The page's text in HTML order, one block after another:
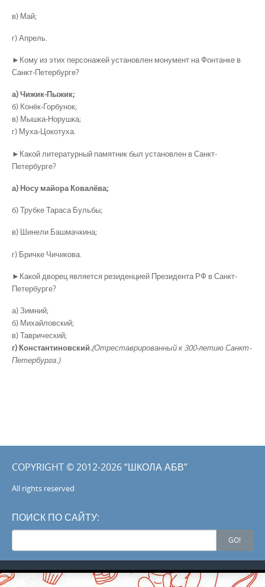
в) Май;
г) Апрель.
►Кому из этих персонажей установлен монумент на Фонтанке в
Санкт-Петербурге?
а) Чижик-Пыжик;
б) Конёк-Горбунок;
в) Мышка-Норушка;
г) Муха-Цокотуха.
►Какой литературный памятник был установлен в Санкт-
Петербурге?
а) Носу майора Ковалёва;
б) Трубке Тараса Бульбы;
в) Шинели Башмачкина;
г) Бричке Чичикова.
►Какой дворец является резиденцией Президента РФ в Санкт-
Петербурге?
а) Зимний;
б) Михайловский;
в) Таврический;
г) Константиновский.(Отреставрированный к 300-летию Санкт-
Петербурга.)
COPYRIGHT © 2012-2026 “ШКОЛА АБВ”
All rights reserved
ПОИСК ПО САЙТУ:
Search
for:
GO!